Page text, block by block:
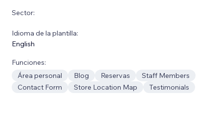
Sector:
Idioma de la plantilla:
English
Funciones:
Área personal
Blog Reservas
Staff Members
Contact Form
Store Location Map Testimonials